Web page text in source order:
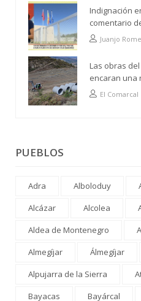
Indignación
comentario
alusión al
Juanjo
Las obras
encaran una
El Comarcal
PUEBLOS
Adra Alboloduy
Alcázar
Alcolea
Aldea de Montenegro
Almegíjar
Álmegíjar
Alpujarra de la Sierra
Bayacas
Bayárcal